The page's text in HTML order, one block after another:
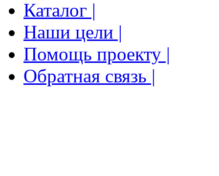
Каталог |
Наши цели |
Помощь проекту |
Обратная связь |